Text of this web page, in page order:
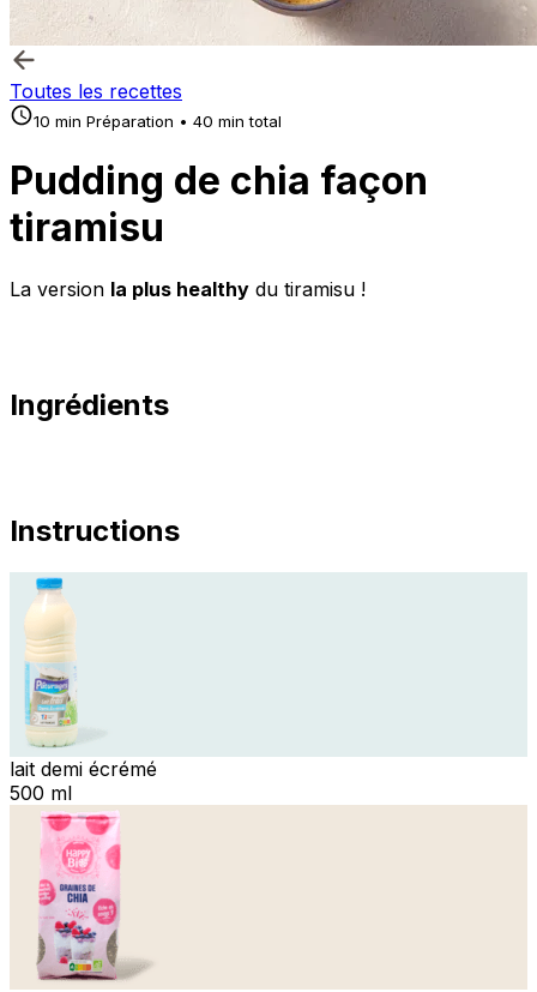
Toutes les recettes
10 min Préparation • 40 min total
Pudding de chia façon
tiramisu
La version la plus healthy du tiramisu !
Ingrédients
Instructions
lait demi écrémé
500 ml